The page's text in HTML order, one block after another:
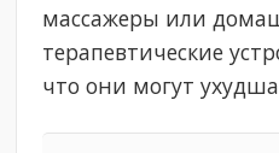
массажеры или
терапевтические
что они могут